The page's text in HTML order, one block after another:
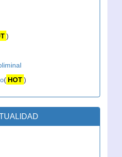
)
( HOT )